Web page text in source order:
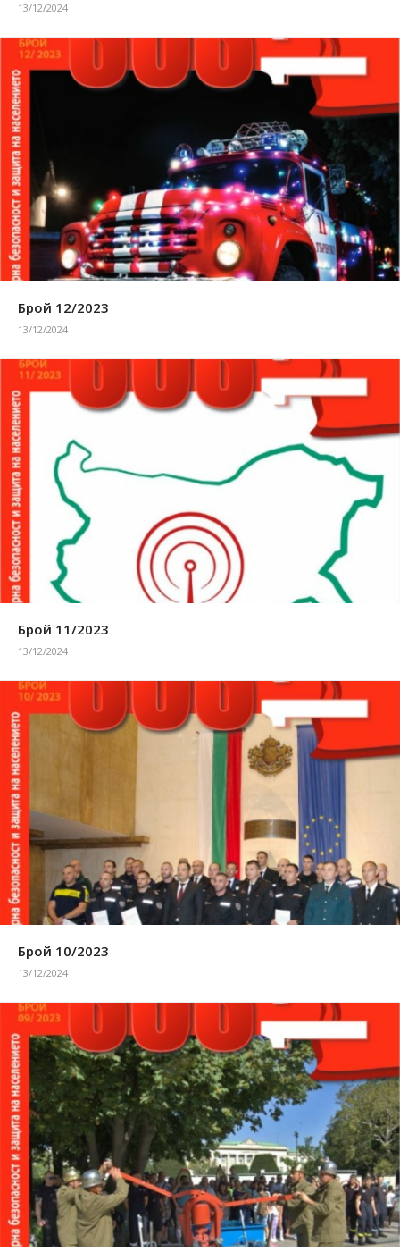
13/12/2024
Брой 12/2023
13/12/2024
Брой 11/2023
13/12/2024
Брой 10/2023
13/12/2024